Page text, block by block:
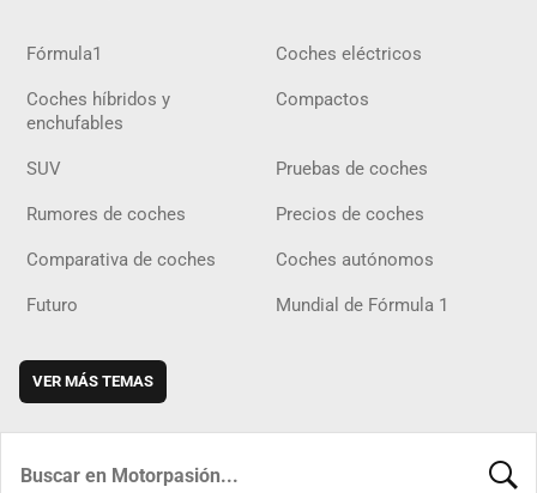
Fórmula1 Coches eléctricos
Coches híbridos y
enchufables
Compactos
SUV Pruebas de coches
Rumores de coches Precios de coches
Comparativa de coches Coches autónomos
Futuro Mundial de Fórmula 1
VER MÁS TEMAS